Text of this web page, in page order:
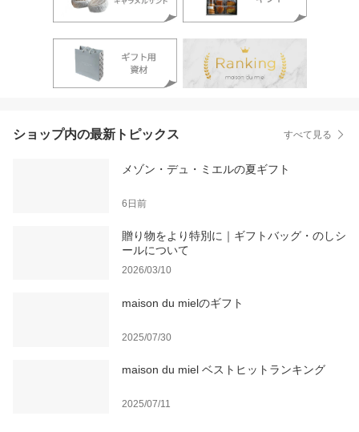
ショップ内の最新トピックス すべて見る
メゾン・デュ・ミエルの夏ギフト
6日前
贈り物をより特別に｜ギフトバッグ・のしシ
ールについて
2026/03/10
maison du mielのギフト
2025/07/30
maison du miel ベストヒットランキング
2025/07/11